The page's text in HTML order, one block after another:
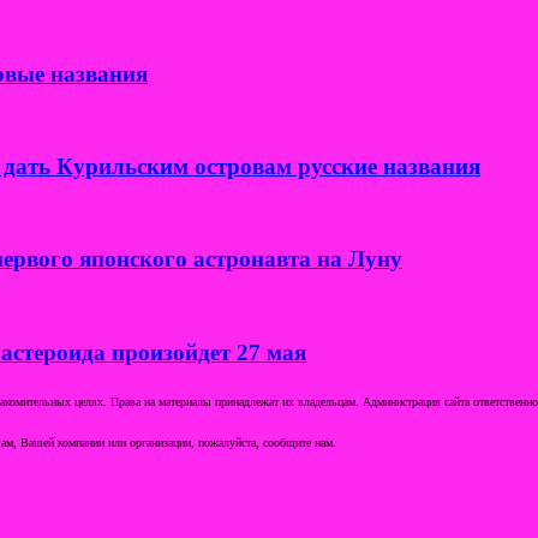
названия
Курильским островам русские названия
японского астронавта на Луну
произойдет 27 мая
целях. Права на материалы принадлежат их владельцам. Администрация сайта
Вашей компании или организации, пожалуйста, сообщите нам.